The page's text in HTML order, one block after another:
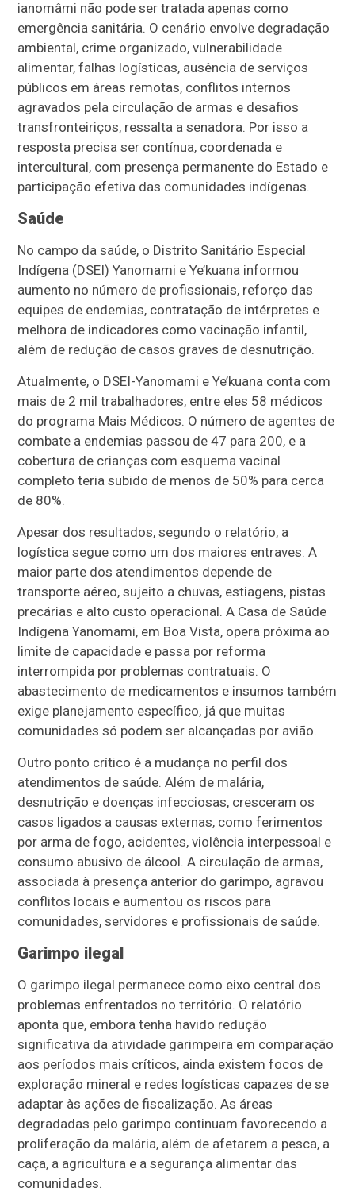
ianomâmi não pode ser tratada apenas como
emergência sanitária. O cenário envolve degradação
ambiental, crime organizado, vulnerabilidade
alimentar, falhas logísticas, ausência de serviços
públicos em áreas remotas, conflitos internos
agravados pela circulação de armas e desafios
transfronteiriços, ressalta a senadora. Por isso a
resposta precisa ser contínua, coordenada e
intercultural, com presença permanente do Estado e
participação efetiva das comunidades indígenas.
Saúde
No campo da saúde, o Distrito Sanitário Especial
Indígena (DSEI) Yanomami e Ye’kuana informou
aumento no número de profissionais, reforço das
equipes de endemias, contratação de intérpretes e
melhora de indicadores como vacinação infantil,
além de redução de casos graves de desnutrição.
Atualmente, o DSEI-Yanomami e Ye’kuana conta com
mais de 2 mil trabalhadores, entre eles 58 médicos
do programa Mais Médicos. O número de agentes de
combate a endemias passou de 47 para 200, e a
cobertura de crianças com esquema vacinal
completo teria subido de menos de 50% para cerca
de 80%.
Apesar dos resultados, segundo o relatório, a
logística segue como um dos maiores entraves. A
maior parte dos atendimentos depende de
transporte aéreo, sujeito a chuvas, estiagens, pistas
precárias e alto custo operacional. A Casa de Saúde
Indígena Yanomami, em Boa Vista, opera próxima ao
limite de capacidade e passa por reforma
interrompida por problemas contratuais. O
abastecimento de medicamentos e insumos também
exige planejamento específico, já que muitas
comunidades só podem ser alcançadas por avião.
Outro ponto crítico é a mudança no perfil dos
atendimentos de saúde. Além de malária,
desnutrição e doenças infecciosas, cresceram os
casos ligados a causas externas, como ferimentos
por arma de fogo, acidentes, violência interpessoal e
consumo abusivo de álcool. A circulação de armas,
associada à presença anterior do garimpo, agravou
conflitos locais e aumentou os riscos para
comunidades, servidores e profissionais de saúde.
Garimpo ilegal
O garimpo ilegal permanece como eixo central dos
problemas enfrentados no território. O relatório
aponta que, embora tenha havido redução
significativa da atividade garimpeira em comparação
aos períodos mais críticos, ainda existem focos de
exploração mineral e redes logísticas capazes de se
adaptar às ações de fiscalização. As áreas
degradadas pelo garimpo continuam favorecendo a
proliferação da malária, além de afetarem a pesca, a
caça, a agricultura e a segurança alimentar das
comunidades.